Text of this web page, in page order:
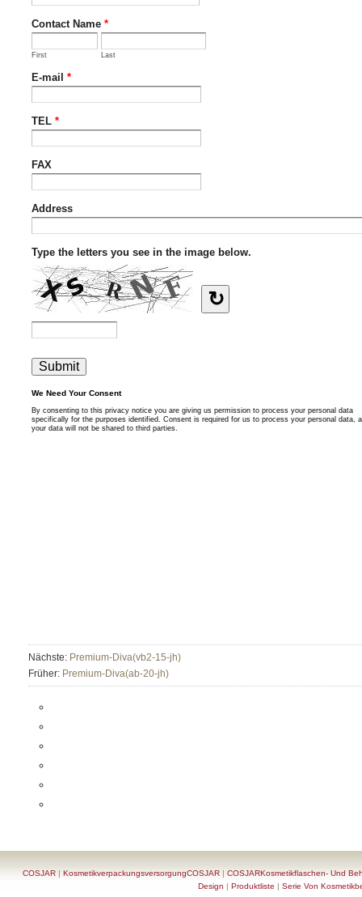
Nächste: Premium-Diva(vb2-15-jh)
Früher: Premium-Diva(ab-20-jh)
COSJAR |KosmetikverpackungsversorgungCOSJAR |COSJARKosmetikflaschen- Und
Design | Produktliste | Serie Von